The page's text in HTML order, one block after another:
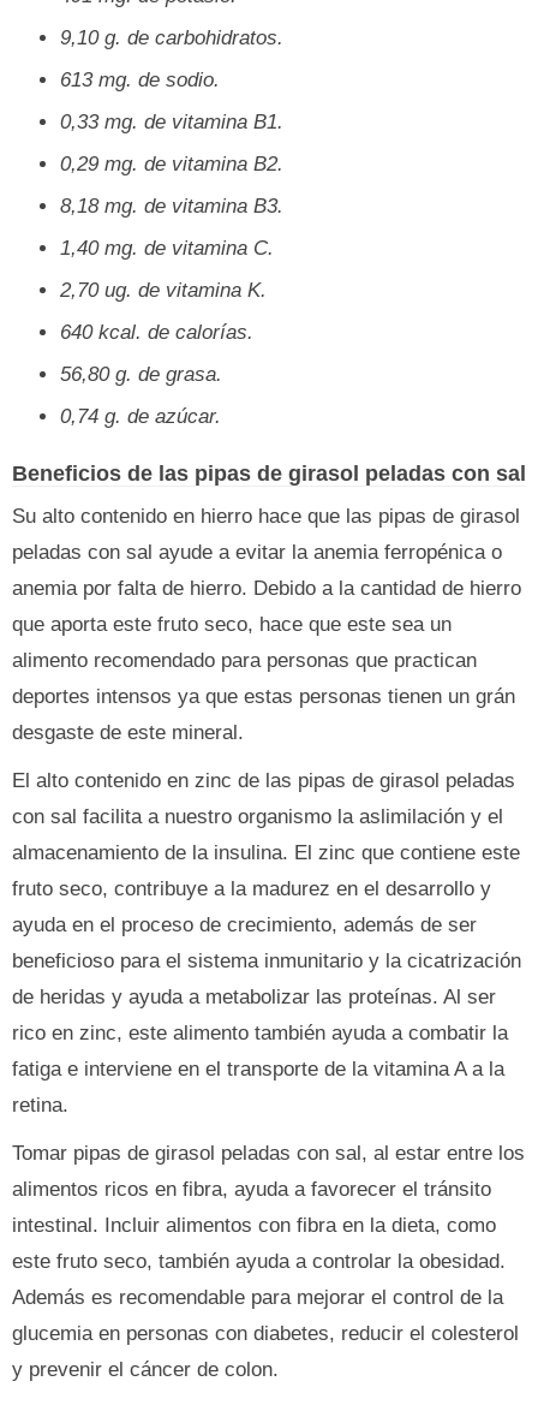
9,10 g. de carbohidratos.
613 mg. de sodio.
0,33 mg. de vitamina B1.
0,29 mg. de vitamina B2.
8,18 mg. de vitamina B3.
1,40 mg. de vitamina C.
2,70 ug. de vitamina K.
640 kcal. de calorías.
56,80 g. de grasa.
0,74 g. de azúcar.
Beneficios de las pipas de girasol peladas con sal
Su alto contenido en hierro hace que las pipas de girasol
peladas con sal ayude a evitar la anemia ferropénica o
anemia por falta de hierro. Debido a la cantidad de hierro
que aporta este fruto seco, hace que este sea un
alimento recomendado para personas que practican
deportes intensos ya que estas personas tienen un grán
desgaste de este mineral.
El alto contenido en zinc de las pipas de girasol peladas
con sal facilita a nuestro organismo la aslimilación y el
almacenamiento de la insulina. El zinc que contiene este
fruto seco, contribuye a la madurez en el desarrollo y
ayuda en el proceso de crecimiento, además de ser
beneficioso para el sistema inmunitario y la cicatrización
de heridas y ayuda a metabolizar las proteínas. Al ser
rico en zinc, este alimento también ayuda a combatir la
fatiga e interviene en el transporte de la vitamina A a la
retina.
Tomar pipas de girasol peladas con sal, al estar entre los
alimentos ricos en fibra, ayuda a favorecer el tránsito
intestinal. Incluir alimentos con fibra en la dieta, como
este fruto seco, también ayuda a controlar la obesidad.
Además es recomendable para mejorar el control de la
glucemia en personas con diabetes, reducir el colesterol
y prevenir el cáncer de colon.